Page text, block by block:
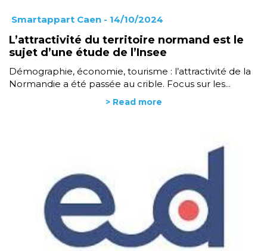
Smartappart Caen - 14/10/2024
L’attractivité du territoire normand est le
sujet d’une étude de l’Insee
Démographie, économie, tourisme : l’attractivité de la
Normandie a été passée au crible. Focus sur les...
> Read more